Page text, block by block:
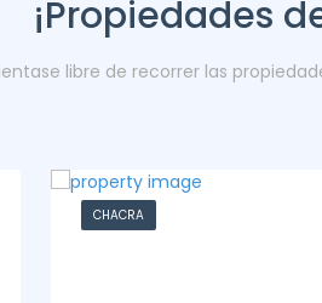
¡Propiedades
libre de recorrer las